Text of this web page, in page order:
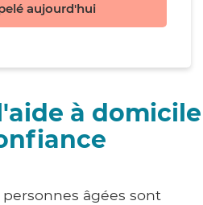
aujourd'hui
à domicile
personnes âgées sont